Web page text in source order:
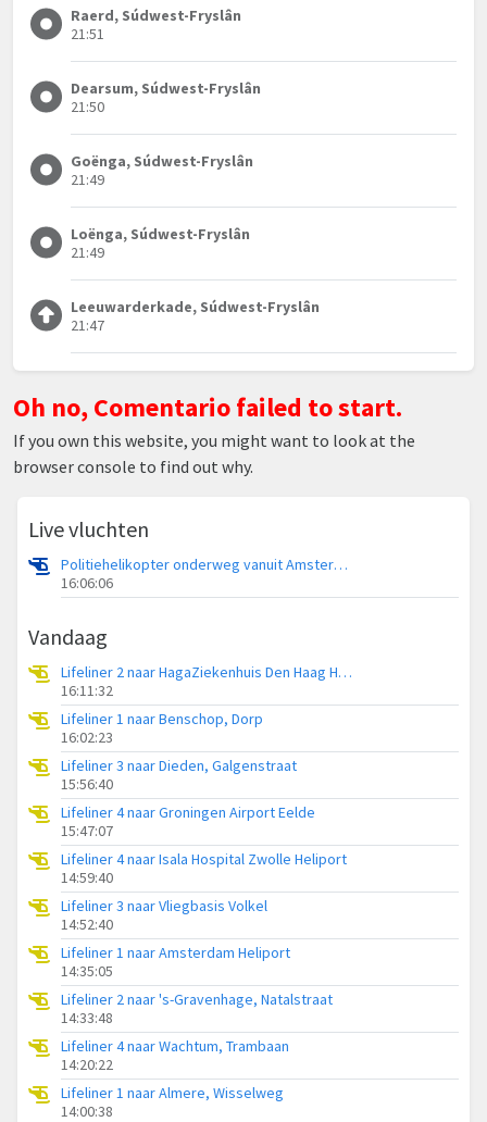
Raerd, Súdwest-Fryslân
21:51
Dearsum, Súdwest-Fryslân
21:50
Goënga, Súdwest-Fryslân
21:49
Loënga, Súdwest-Fryslân
21:49
Leeuwarderkade, Súdwest-Fryslân
21:47
Oh no, Comentario failed to start.
If you own this website, you might want to look at the
browser console to find out why.
Live vluchten
Politiehelikopter onderweg vanuit Amsterdam Vliegveld Schiphol
16:06:06
Vandaag
Lifeliner 2 naar HagaZiekenhuis Den Haag Heliport
16:11:32
Lifeliner 1 naar Benschop, Dorp
16:02:23
Lifeliner 3 naar Dieden, Galgenstraat
15:56:40
Lifeliner 4 naar Groningen Airport Eelde
15:47:07
Lifeliner 4 naar Isala Hospital Zwolle Heliport
14:59:40
Lifeliner 3 naar Vliegbasis Volkel
14:52:40
Lifeliner 1 naar Amsterdam Heliport
14:35:05
Lifeliner 2 naar 's-Gravenhage, Natalstraat
14:33:48
Lifeliner 4 naar Wachtum, Trambaan
14:20:22
Lifeliner 1 naar Almere, Wisselweg
14:00:38